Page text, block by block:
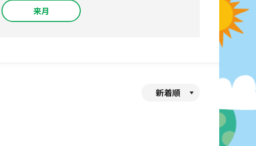
来月
新着順